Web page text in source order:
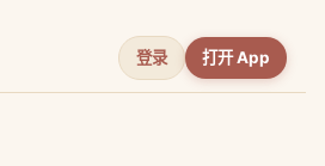
登录 打开 App